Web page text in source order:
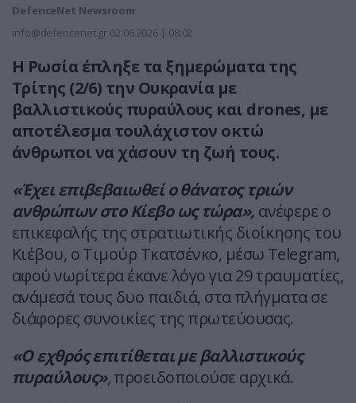
DefenceNet Newsroom
info@defencenet.gr 02.06.2026 | 08:02
Η Ρωσία έπληξε τα ξημερώματα της
Τρίτης (2/6) την Ουκρανία με
βαλλιστικούς πυραύλους και drones, με
αποτέλεσμα τουλάχιστον οκτώ
άνθρωποι να χάσουν τη ζωή τους.
«Έχει επιβεβαιωθεί ο θάνατος τριών
ανθρώπων στο Κίεβο ως τώρα», ανέφερε ο
επικεφαλής της στρατιωτικής διοίκησης του
Κιέβου, ο Τιμούρ Τκατσένκο, μέσω Telegram,
αφού νωρίτερα έκανε λόγο για 29 τραυματίες,
ανάμεσά τους δυο παιδιά, στα πλήγματα σε
διάφορες συνοικίες της πρωτεύουσας.
«Ο εχθρός επιτίθεται με βαλλιστικούς
πυραύλους», προειδοποιούσε αρχικά.